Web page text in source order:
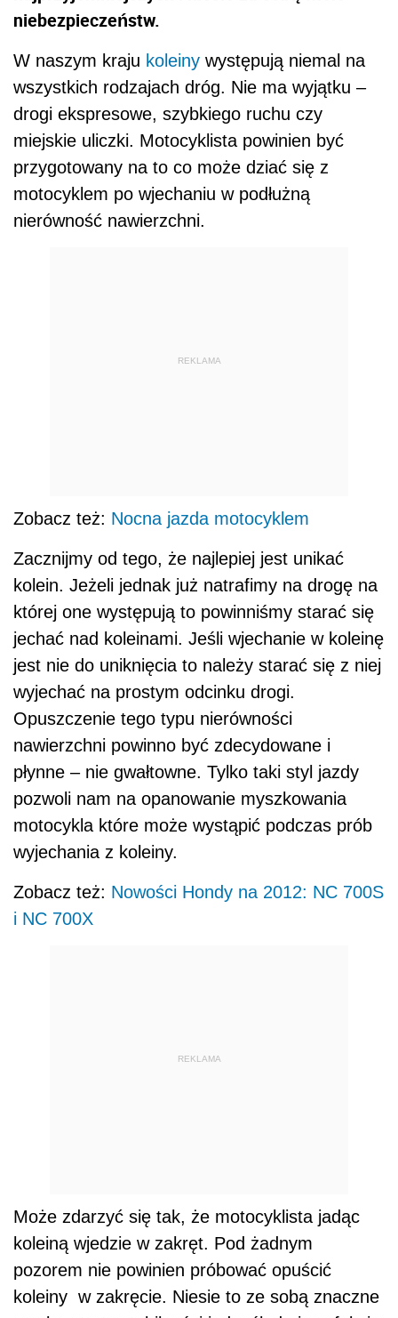
niebezpieczeństw.
W naszym kraju koleiny występują niemal na
wszystkich rodzajach dróg. Nie ma wyjątku –
drogi ekspresowe, szybkiego ruchu czy
miejskie uliczki. Motocyklista powinien być
przygotowany na to co może dziać się z
motocyklem po wjechaniu w podłużną
nierówność nawierzchni.
REKLAMA
Zobacz też: Nocna jazda motocyklem
Zacznijmy od tego, że najlepiej jest unikać
kolein. Jeżeli jednak już natrafimy na drogę na
której one występują to powinniśmy starać się
jechać nad koleinami. Jeśli wjechanie w koleinę
jest nie do uniknięcia to należy starać się z niej
wyjechać na prostym odcinku drogi.
Opuszczenie tego typu nierówności
nawierzchni powinno być zdecydowane i
płynne – nie gwałtowne. Tylko taki styl jazdy
pozwoli nam na opanowanie myszkowania
motocykla które może wystąpić podczas prób
wyjechania z koleiny.
Zobacz też: Nowości Hondy na 2012: NC 700S
i NC 700X
REKLAMA
Może zdarzyć się tak, że motocyklista jadąc
koleiną wjedzie w zakręt. Pod żadnym
pozorem nie powinien próbować opuścić
koleiny w zakręcie. Niesie to ze sobą znaczne